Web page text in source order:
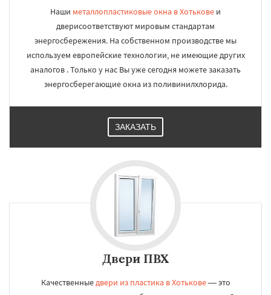
Наши металлопластиковые окна в Хотькове и
дверисоответствуют мировым стандартам
энергосбережения. На собственном производстве мы
используем европейские технологии, не имеющие других
аналогов . Только у нас Вы уже сегодня можете заказать
энергосберегающие окна из поливинилхлорида.
ЗАКАЗАТЬ
Двери ПВХ
Качественныедвери из пластика в Хотькове— это